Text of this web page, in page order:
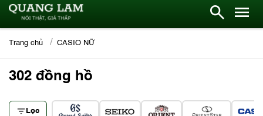
Trang chủ CASIO NỮ
302 đồng hồ
Lọc